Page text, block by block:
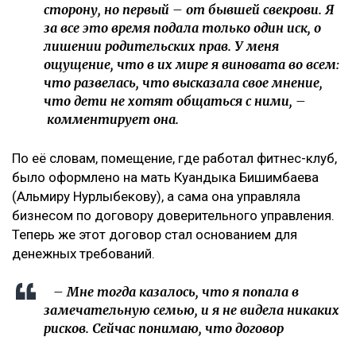
сторону, но первый – от бывшей свекрови. Я
за все это время подала только один иск, о
лишении родительских прав. У меня
ощущение, что в их мире я виновата во всем:
что развелась, что высказала свое мнение,
что дети не хотят общаться с ними, –
комментирует она.
По её словам, помещение, где работал фитнес-клуб,
было оформлено на мать Куандыка Бишимбаева
(Альмиру Нурлыбекову), а сама она управляла
бизнесом по договору доверительного управления.
Теперь же этот договор стал основанием для
денежных требований.
– Мне тогда казалось, что я попала в
замечательную семью, и я не видела никаких
рисков. Сейчас понимаю, что договор